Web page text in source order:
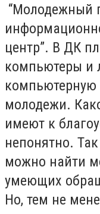
“Молодежный
центр”. В ДК
компьютеры и
компьютерную
молодежи.
имеют к
непонятно.
можно найти
умеющих
Но, тем не